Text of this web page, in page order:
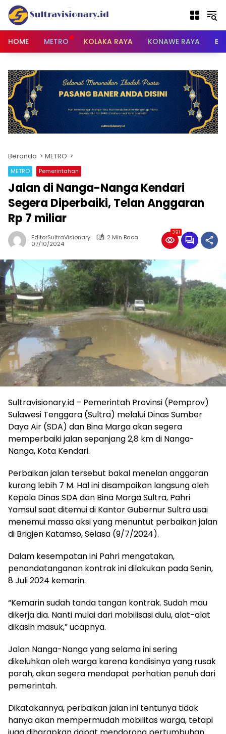
Langsung
konten
HOME
METRO KOLAKA RAYA KONAWE RAYA
Beranda METRO
METRO Pemerintahan
Jalan di Nanga-Nanga Kendari
Segera Diperbaiki, Telan Anggaran
Rp 7 miliar
EditorSultraVisionary
2 Min Baca
07/10/2024
391
Sultravisionary.id – Pemerintah Provinsi (Pemprov)
Sulawesi Tenggara (Sultra) melalui Dinas Sumber
Daya Air (SDA) dan Bina Marga akan segera
memperbaiki jalan sepanjang 2,8 km di Nanga-
Nanga, Kota Kendari.
Perbaikan jalan tersebut bakal menelan anggaran
kurang lebih 7 M. Hal ini disampaikan langsung oleh
Kepala Dinas SDA dan Bina Marga Sultra, Pahri
Yamsul saat ditemui di Kantor Gubernur Sultra usai
menemui massa aksi yang menuntut perbaikan jalan
di Brigjen Katamso, Selasa (9/7/2024).
Dalam kesempatan ini Pahri mengatakan,
penandatanganan kontrak ini dilakukan pada Senin,
8 Juli 2024 kemarin.
“Kemarin sudah tanda tangan kontrak. Sudah mau
dikerja dia. Nanti mulai dari mobilisasi dulu, alat-alat
dikasih masuk,” ucapnya.
Jalan Nanga-Nanga yang selama ini sering
dikeluhkan oleh warga karena kondisinya yang rusak
parah, akan segera mendapat perhatian penuh dari
pemerintah.
Dikatakannya, perbaikan jalan ini tentunya tidak
hanya akan mempermudah mobilitas warga, tetapi